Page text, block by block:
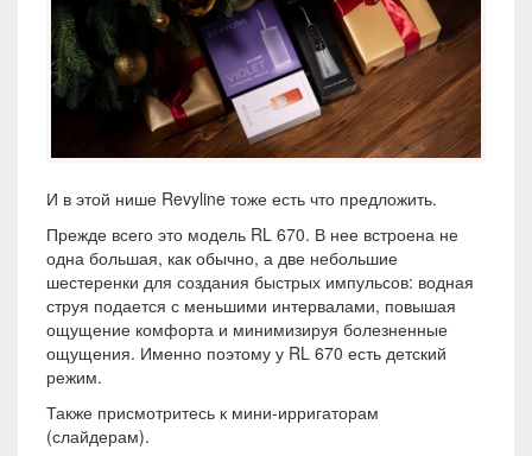
И в этой нише Revyline тоже есть что предложить.
Прежде всего это модель RL 670. В нее встроена не
одна большая, как обычно, а две небольшие
шестеренки для создания быстрых импульсов: водная
струя подается с меньшими интервалами, повышая
ощущение комфорта и минимизируя болезненные
ощущения. Именно поэтому у RL 670 есть детский
режим.
Также присмотритесь к мини-ирригаторам
(слайдерам).